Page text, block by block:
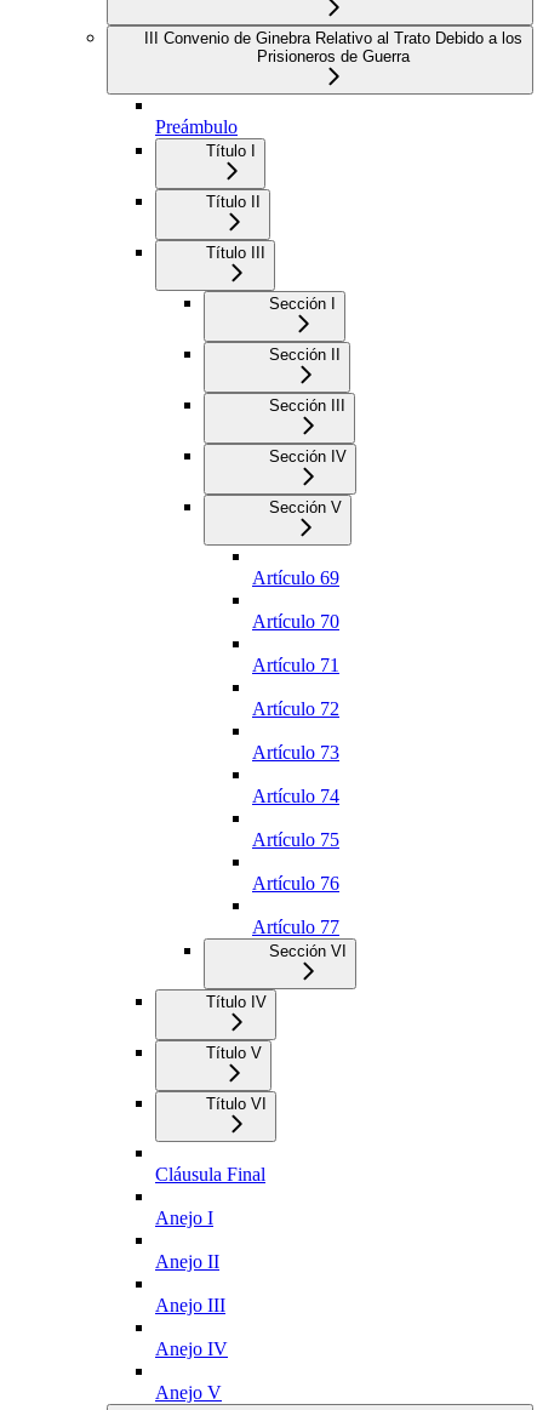
III Convenio de Ginebra Relativo al Trato Debido a los
Prisioneros de Guerra
Preámbulo
Título I
Título II
Título III
Sección I
Sección II
Sección III
Sección IV
Sección V
Artículo 69
Artículo 70
Artículo 71
Artículo 72
Artículo 73
Artículo 74
Artículo 75
Artículo 76
Artículo 77
Sección VI
Título IV
Título V
Título VI
Cláusula Final
Anejo I
Anejo II
Anejo III
Anejo IV
Anejo V